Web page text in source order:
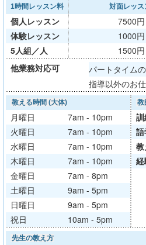
1時間レッスン料 対面レッス
個人レッスン 7500円
体験レッスン
1000円
5人組／人
1500円
他業務対応可
パートタイム
指導以外のお
教える時間 (大体)
月曜日
7am - 10pm
火曜日
7am - 10pm
水曜日
7am - 10pm
木曜日
7am - 10pm
金曜日
7am - 8pm
土曜日
9am - 5pm
日曜日
9am - 5pm
祝日
10am - 5pm
教
先生の教え方